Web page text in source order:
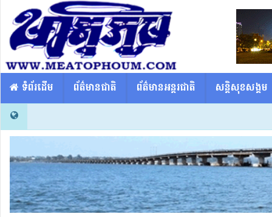
​​ ទំព័រដើម ព័ត៌មានជាតិ ព័ត៌មានអន្តរជាតិ សន្តិសុខសង្គម